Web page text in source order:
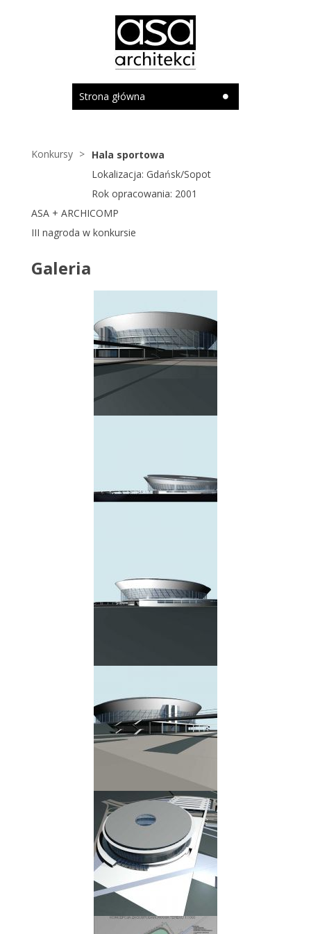
Strona główna
Konkursy
Hala sportowa
Lokalizacja: Gdańsk/Sopot
Rok opracowania: 2001
ASA + ARCHICOMP
III nagroda w konkursie
Galeria